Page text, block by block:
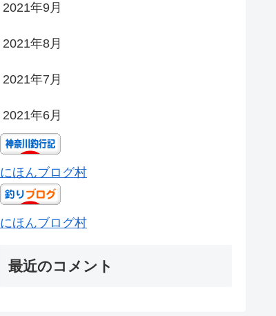
2021年9月
2021年8月
2021年7月
2021年6月
にほんブログ村
にほんブログ村
最近のコメント